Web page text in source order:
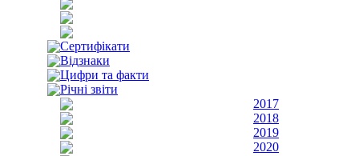
Сертифікати
Відзнаки
Цифри та факти
Річні звіти
2017
2018
2019
2020